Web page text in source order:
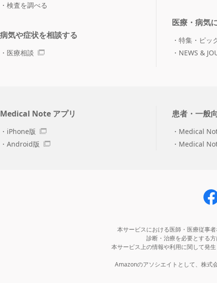
検査を調べる
病気や症状を相談する
医療相談
医療・病気
特集・ピッ
NEWS &
Medical Note アプリ
iPhone版
Android版
患者・一般
Medical
Medical
本サービスにおける医師・医療従事
診断・治療を必要とする
本サービス上の情報や利用に関して発
Amazonのアソシエイトとして、株式